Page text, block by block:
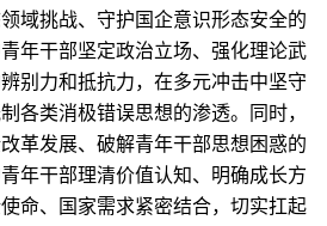
域挑战、守护国企意识形态安全的
年干部坚定政治立场、强化理论武
别力和抵抗力，在多元冲击中坚守
各类消极错误思想的渗透。同时，
革发展、破解青年干部思想困惑的
年干部理清价值认知、明确成长方
命、国家需求紧密结合，切实扛起